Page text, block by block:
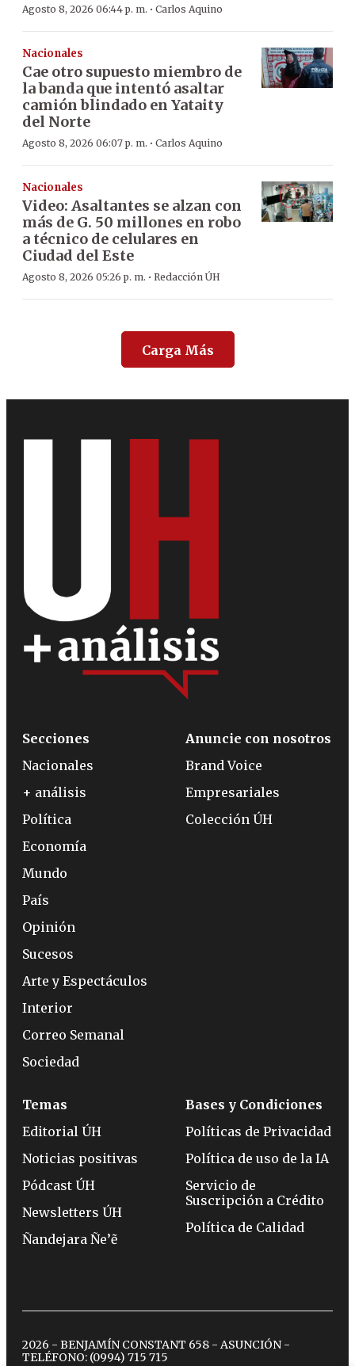
Agosto 8, 2026 06:44 p. m. · Carlos Aquino
Nacionales
Cae otro supuesto miembro de
la banda que intentó asaltar
camión blindado en Yataity
del Norte
Agosto 8, 2026 06:07 p. m. · Carlos Aquino
Nacionales
Video: Asaltantes se alzan con
más de G. 50 millones en robo
a técnico de celulares en
Ciudad del Este
Agosto 8, 2026 05:26 p. m. · Redacción ÚH
Carga Más
Secciones
Nacionales
+ análisis
Política
Economía
Mundo
País
Opinión
Sucesos
Arte y Espectáculos
Interior
Correo Semanal
Sociedad
Anuncie con nosotros
Brand Voice
Empresariales
Colección ÚH
Temas
Editorial ÚH
Noticias positivas
Pódcast ÚH
Newsletters ÚH
Ñandejara Ñe’ẽ
Bases y Condiciones
Políticas de Privacidad
Política de uso de la IA
Servicio de
Suscripción a Crédito
Política de Calidad
2026 - BENJAMÍN CONSTANT 658 - ASUNCIÓN -
TELÉFONO: (0994) 715 715